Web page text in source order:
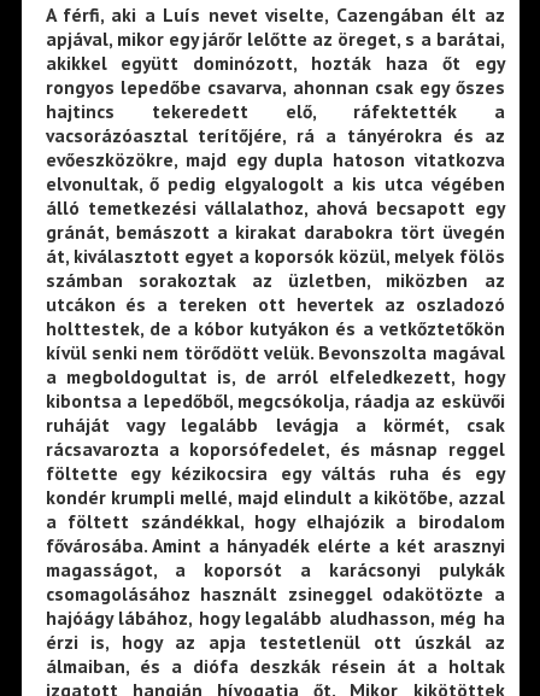
A férfi, aki a Luís nevet viselte, Cazengában élt az
apjával, mikor egy járőr lelőtte az öreget, s a barátai,
akikkel együtt dominózott, hozták haza őt egy
rongyos lepedőbe csavarva, ahonnan csak egy őszes
hajtincs tekeredett elő, ráfektették a
vacsorázóasztal terítőjére, rá a tányérokra és az
evőeszközökre, majd egy dupla hatoson vitatkozva
elvonultak, ő pedig elgyalogolt a kis utca végében
álló temetkezési vállalathoz, ahová becsapott egy
gránát, bemászott a kirakat darabokra tört üvegén
át, kiválasztott egyet a koporsók közül, melyek fölös
számban sorakoztak az üzletben, miközben az
utcákon és a tereken ott hevertek az oszladozó
holttestek, de a kóbor kutyákon és a vetkőztetőkön
kívül senki nem törődött velük. Bevonszolta magával
a megboldogultat is, de arról elfeledkezett, hogy
kibontsa a lepedőből, megcsókolja, ráadja az esküvői
ruháját vagy legalább levágja a körmét, csak
rácsavarozta a koporsófedelet, és másnap reggel
föltette egy kézikocsira egy váltás ruha és egy
kondér krumpli mellé, majd elindult a kikötőbe, azzal
a föltett szándékkal, hogy elhajózik a birodalom
fővárosába. Amint a hányadék elérte a két arasznyi
magasságot, a koporsót a karácsonyi pulykák
csomagolásához használt zsineggel odakötözte a
hajóágy lábához, hogy legalább aludhasson, még ha
érzi is, hogy az apja testetlenül ott úszkál az
álmaiban, és a diófa deszkák résein át a holtak
izgatott hangján hívogatja őt. Mikor kikötöttek